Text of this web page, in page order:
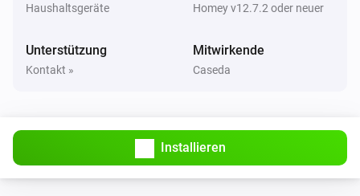
Der Bewegungs-Alarm ist ausgegangen
Button (IM6001)
Haushaltsgeräte Homey v12.7.2 oder neuer
Unterstützung
Kontakt »
Mitwirkende
Caseda
Installieren